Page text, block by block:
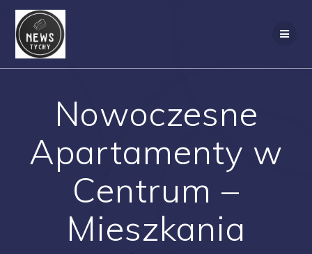
Nowoczesne
Apartamenty w
Centrum –
Mieszkania